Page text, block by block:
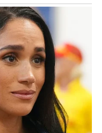
a ko samo stres i